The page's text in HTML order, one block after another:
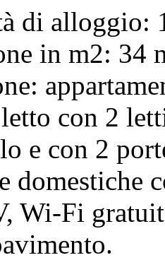
di alloggio:
in m2: 34
letto con 2
e con 2
domestiche
Wi-Fi